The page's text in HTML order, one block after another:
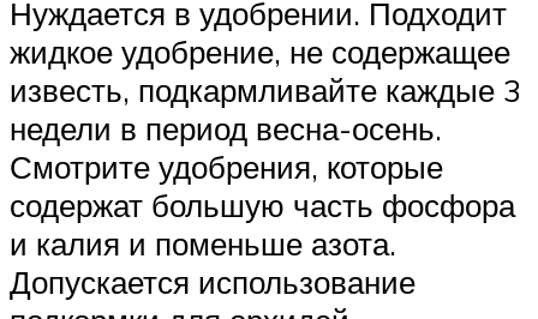
Нуждается в удобрении. Подходит
жидкое удобрение, не содержащее
известь, подкармливайте каждые 3
недели в период весна-осень.
Смотрите удобрения, которые
содержат большую часть фосфора
и калия и поменьше азота.
Допускается использование